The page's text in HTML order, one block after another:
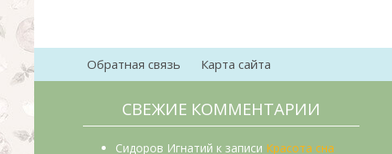
Обратная связь Карта сайта
СВЕЖИЕ КОММЕНТАРИИ
Сидоров Игнатий к записи Красота сна